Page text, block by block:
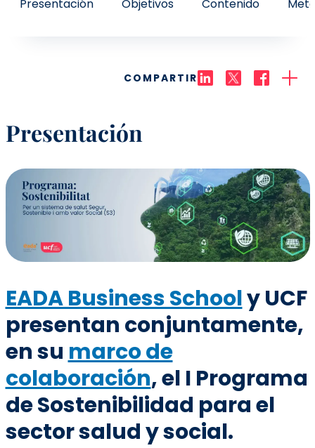
Presentación Objetivos Contenido
COMPARTIR
Presentación
EADA Business Schooly UCF
presentan conjuntamente,
en sumarco de
colaboración, el I Programa
de Sostenibilidad para el
sector salud y social.